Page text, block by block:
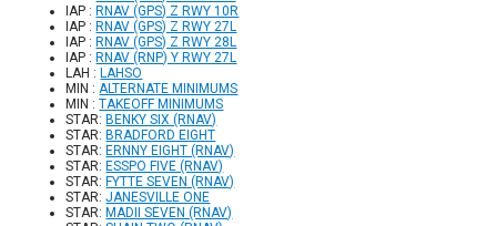
IAP : RNAV (GPS) Z RWY 10R
IAP : RNAV (GPS) Z RWY 27L
IAP : RNAV (GPS) Z RWY 28L
IAP : RNAV (RNP) Y RWY 27L
LAH : LAHSO
MIN :ALTERNATE MINIMUMS
MIN :TAKEOFF MINIMUMS
STAR: BENKY SIX (RNAV)
STAR: BRADFORD EIGHT
STAR: ERNNY EIGHT (RNAV)
STAR: ESSPO FIVE (RNAV)
STAR: FYTTE SEVEN (RNAV)
STAR:JANESVILLE ONE
STAR: MADII SEVEN (RNAV)